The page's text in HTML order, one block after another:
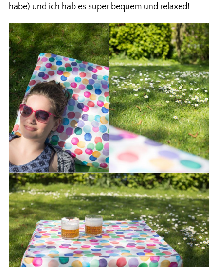
habe) und ich hab es super bequem und relaxed!